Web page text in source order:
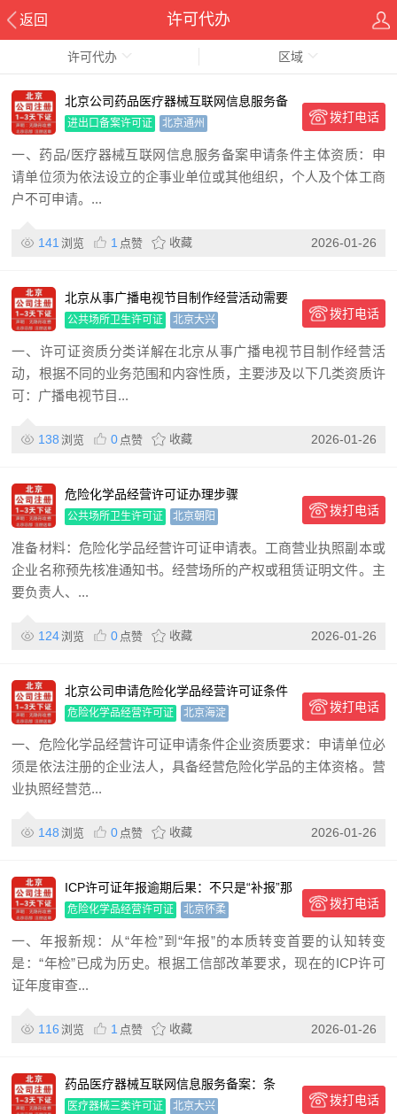
返回 许可代办
许可代办 区域
北京公司药品医疗器械互联网信息服务备
案需要准备哪些材料？
进出口备案许可证 北京通州 拨打电话
一、药品/医疗器械互联网信息服务备案申请条件主体资质：申
请单位须为依法设立的企事业单位或其他组织，个人及个体工商
户不可申请。...
141 浏览 1 点赞 收藏 2026-01-26
北京从事广播电视节目制作经营活动需要
办理什么资质？
公共场所卫生许可证 北京大兴 拨打电话
一、许可证资质分类详解在北京从事广播电视节目制作经营活
动，根据不同的业务范围和内容性质，主要涉及以下几类资质许
可：广播电视节目...
138 浏览 0 点赞 收藏 2026-01-26
危险化学品经营许可证办理步骤
公共场所卫生许可证 北京朝阳 拨打电话
准备材料：危险化学品经营许可证申请表。工商营业执照副本或
企业名称预先核准通知书。经营场所的产权或租赁证明文件。主
要负责人、...
124浏览 0 点赞 收藏 2026-01-26
北京公司申请危险化学品经营许可证条件
和办理步骤
危险化学品经营许可证 北京海淀 拨打电话
一、危险化学品经营许可证申请条件企业资质要求：申请单位必
须是依法注册的企业法人，具备经营危险化学品的主体资格。营
业执照经营范...
148 浏览 0 点赞 收藏 2026-01-26
ICP许可证年报逾期后果：不只是“补报”那
么简单
危险化学品经营许可证 北京怀柔 拨打电话
一、年报新规：从“年检”到“年报”的本质转变首要的认知转变
是：“年检”已成为历史。根据工信部改革要求，现在的ICP许可
证年度审查...
116 浏览 1 点赞 收藏 2026-01-26
药品医疗器械互联网信息服务备案：条
件、要求与流程全解析
医疗器械三类许可证 北京大兴 拨打电话